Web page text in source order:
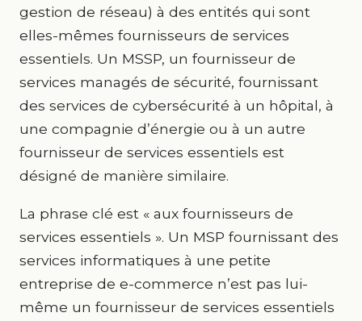
gestion de réseau) à des entités qui sont
elles-mêmes fournisseurs de services
essentiels. Un MSSP, un fournisseur de
services managés de sécurité, fournissant
des services de cybersécurité à un hôpital, à
une compagnie d’énergie ou à un autre
fournisseur de services essentiels est
désigné de manière similaire.
La phrase clé est « aux fournisseurs de
services essentiels ». Un MSP fournissant des
services informatiques à une petite
entreprise de e-commerce n’est pas lui-
même un fournisseur de services essentiels